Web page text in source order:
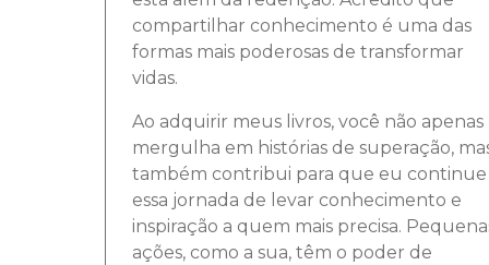
compartilhar conhecimento é uma das
formas mais poderosas de transformar
vidas.
Ao adquirir meus livros, você não apenas
mergulha em histórias de superação,
também contribui para que eu continue
essa jornada de levar conhecimento e
inspiração a quem mais precisa.
ações, como a sua, têm o poder de